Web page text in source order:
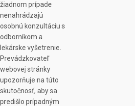
žiadnom prípade
nenahrádzajú
osobnú konzultáciu s
odborníkom a
lekárske vyšetrenie.
Prevádzkovateľ
webovej stránky
upozorňuje na túto
skutočnosť, aby sa
predišlo prípadným